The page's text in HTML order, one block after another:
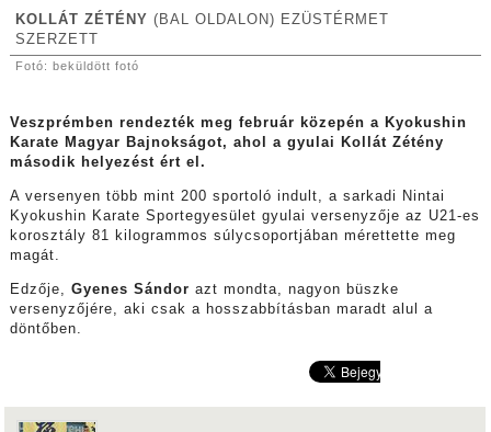
KOLLÁT ZÉTÉNY (BAL OLDALON) EZÜSTÉRMET
SZERZETT
Fotó: beküldött fotó
Veszprémben rendezték meg február közepén a Kyokushin
Karate Magyar Bajnokságot, ahol a gyulai Kollát Zétény
második helyezést ért el.
A versenyen több mint 200 sportoló indult, a sarkadi Nintai
Kyokushin Karate Sportegyesület gyulai versenyzője az U21-es
korosztály 81 kilogrammos súlycsoportjában mérettette meg
magát.
Edzője, Gyenes Sándor azt mondta, nagyon büszke
versenyzőjére, aki csak a hosszabbításban maradt alul a
döntőben.